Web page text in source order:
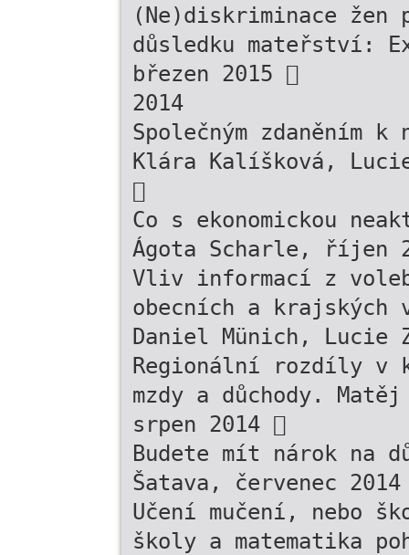
(Ne)diskriminace
důsledku mateřství:
březen 2015 
2014
Společným zdaněním
Klára Kalíšková,

Co s ekonomickou
Ágota Scharle, říjen
Vliv informací z
obecních a krajských
Daniel Münich,
Regionální rozdíly v
mzdy a důchody.
srpen 2014 
Budete mít nárok na
Šatava, červenec
Učení mučení, nebo
školy a matematika